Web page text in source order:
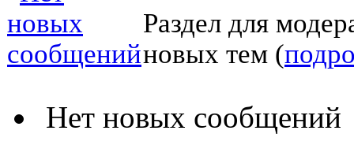
Раздел для
новых тем (
Нет новых сообщений